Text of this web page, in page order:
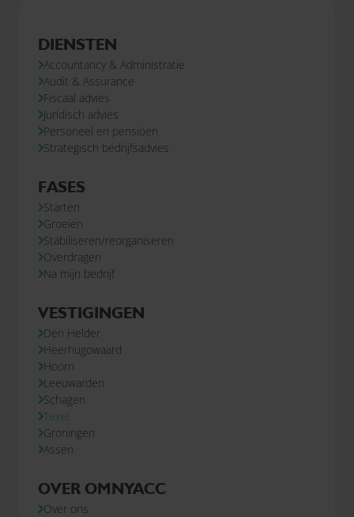
DIENSTEN
Accountancy & Administratie
Audit & Assurance
Fiscaal advies
Juridisch advies
Personeel en pensioen
Strategisch bedrijfsadvies
FASES
Starten
Groeien
Stabiliseren/reorganiseren
Overdragen
Na mijn bedrijf
VESTIGINGEN
Den Helder
Heerhugowaard
Hoorn
Leeuwarden
Schagen
Texel
Groningen
Assen
OVER OMNYACC
Over ons